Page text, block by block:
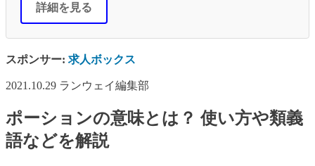
詳細を見る
スポンサー: 求人ボックス
2021.10.29 ランウェイ編集部
ポーションの意味とは？ 使い方や類義
語などを解説